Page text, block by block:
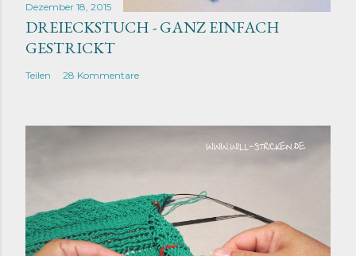
Dezember 18, 2015
DREIECKSTUCH - GANZ EINFACH
GESTRICKT
Teilen 28 Kommentare